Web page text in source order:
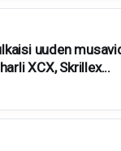
uuden
XCX, Skrillex...